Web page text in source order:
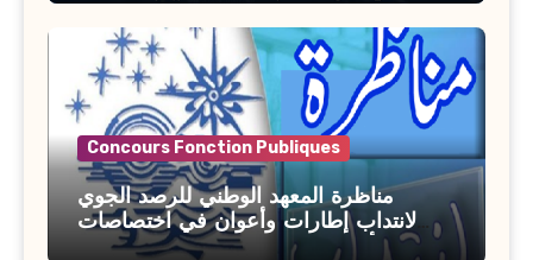
Concours Fonction Publiques
مناظرة المعهد الوطني للرصد الجوي
لانتداب إطارات وأعوان في اختصاصات
مختلفة : أخر اجل للترشح 27 جويلية 2026